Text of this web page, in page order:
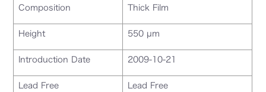
Composition Thick Film
Height 550 µm
Introduction Date 2009-10-21
Lead Free Lead Free